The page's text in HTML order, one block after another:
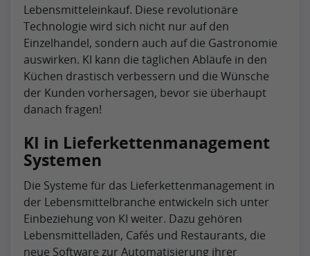
Lebensmitteleinkauf. Diese revolutionäre
Technologie wird sich nicht nur auf den
Einzelhandel, sondern auch auf die Gastronomie
auswirken. KI kann die täglichen Abläufe in den
Küchen drastisch verbessern und die Wünsche
der Kunden vorhersagen, bevor sie überhaupt
danach fragen!
KI in Lieferkettenmanagement
Systemen
Die Systeme für das Lieferkettenmanagement in
der Lebensmittelbranche entwickeln sich unter
Einbeziehung von KI weiter. Dazu gehören
Lebensmittelläden, Cafés und Restaurants, die
neue Software zur Automatisierung ihrer